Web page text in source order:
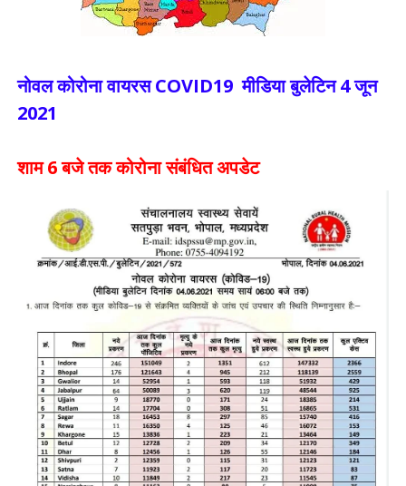
नोवल कोरोना वायरस COVID19 मीडिया बुलेटिन 4 जून
2021
शाम 6 बजे तक कोरोना संबंधित अपडेट